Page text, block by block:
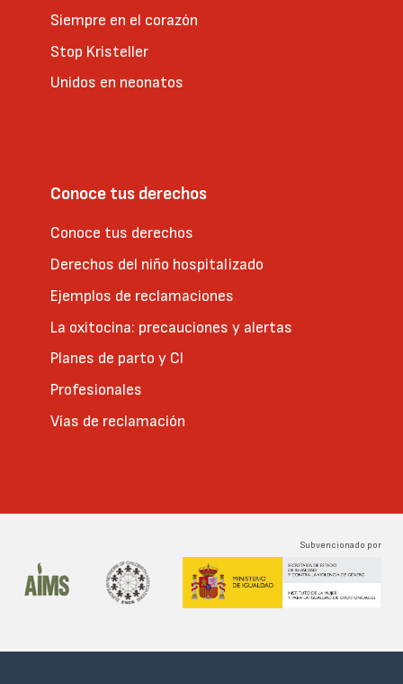
Siempre en el corazón
Stop Kristeller
Unidos en neonatos
Conoce tus derechos
Conoce tus derechos
Derechos del niño hospitalizado
Ejemplos de reclamaciones
La oxitocina: precauciones y alertas
Planes de parto y CI
Profesionales
Vías de reclamación
Subvencionado por